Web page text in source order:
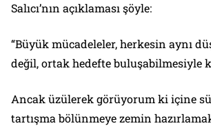
Salıcı’nın açıklaması şöyle:
“Büyük mücadeleler, herkesin aynı
değil, ortak hedefte buluşabilmesiyle
Ancak üzülerek görüyorum ki içine
tartışma bölünmeye zemin